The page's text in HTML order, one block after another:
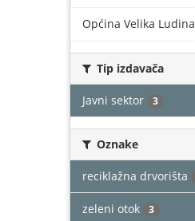
Općina Velika Ludina
Tip izdavača
Javni sektor 3
Oznake
reciklažna drvorišta
zeleni otok 3